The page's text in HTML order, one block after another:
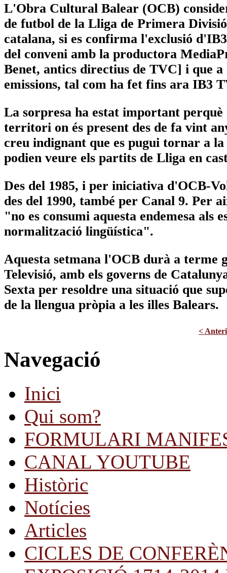
L'Obra Cultural Balear (OCB)
de futbol de la Lliga de Primera
catalana, si es confirma l'exclusió
del conveni amb la productora
Benet, antics directius de TVC] i que
emissions, tal com ha fet fins ara IB3
La sorpresa ha estat important
territori on és present des de fa vint
creu indignant que es pugui tornar a
podien veure els partits de Lliga en
Des del 1985, i per iniciativa d'OCB-
des del 1990, també per Canal 9. Per
"no es consumi aquesta endemesa als
normalització lingüística".
Aquesta setmana l'OCB durà a terme
Televisió, amb els governs de
Sexta per resoldre una situació que
de la llengua pròpia a les illes Balears.
<
Navegació
Inici
Qui som?
FORMULARI
CANAL YOUTUBE
Històric
Notícies
Articles
CICLES DE